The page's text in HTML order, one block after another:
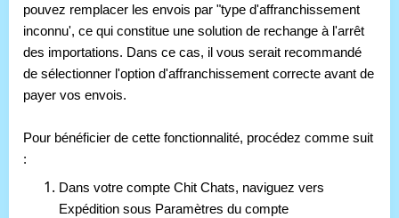
pouvez remplacer les envois par "type d'affranchissement
inconnu', ce qui constitue une solution de rechange à l'arrêt
des importations. Dans ce cas, il vous serait recommandé
de sélectionner l'option d'affranchissement correcte avant de
payer vos envois.
Pour bénéficier de cette fonctionnalité, procédez comme suit
:
Dans votre compte Chit Chats, naviguez vers
Expédition sous Paramètres du compte